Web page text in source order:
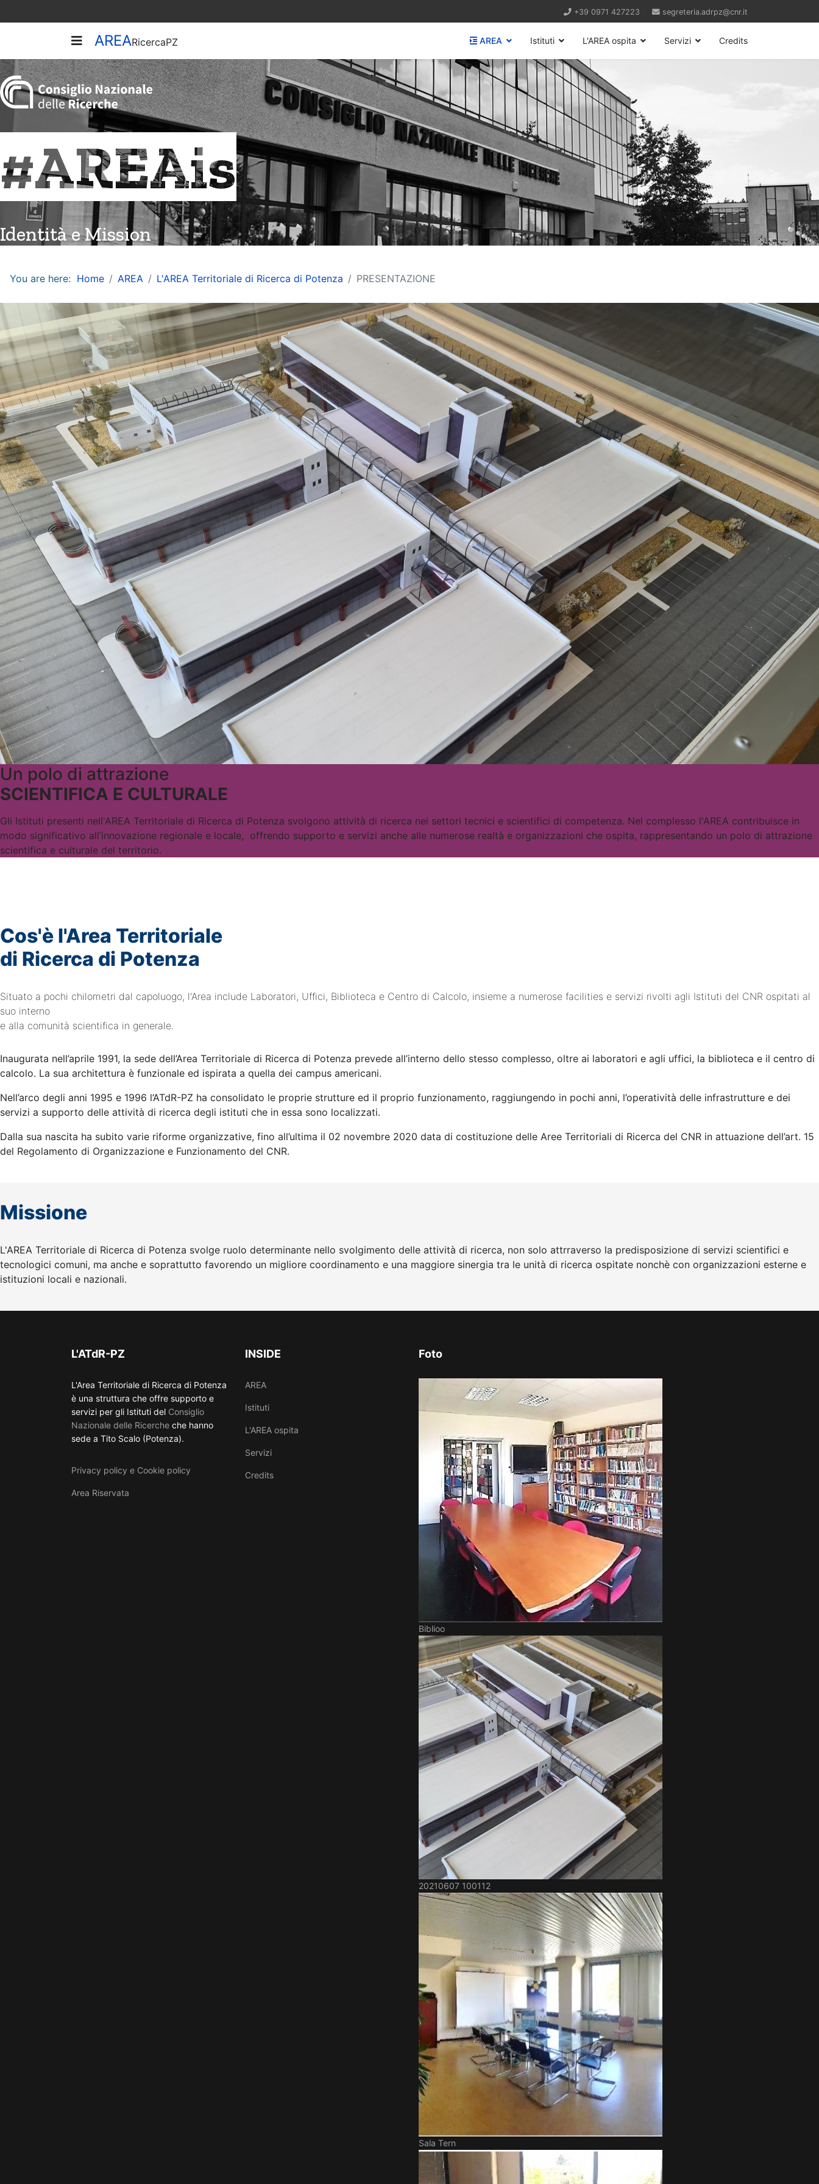
+39 0971 427223 segreteria.adrpz@cnr.it
AREARicercaPZ AREA Istituti L'AREA ospita Servizi Credits
#AREAis
Identità e Mission
You are here: Home AREA L'AREA Territoriale di Ricerca di Potenza PRESENTAZIONE
Un polo di attrazione
SCIENTIFICA E CULTURALE
Gli Istituti presenti nell'AREA Territoriale di Ricerca di Potenza svolgono attività di ricerca nei settori tecnici e scientifici di competenza. Nel complesso l'AREA contribuisce in
modo significativo all’innovazione regionale e locale, offrendo supporto e servizi anche alle numerose realtà e organizzazioni che ospita, rappresentando un polo di attrazione
scientifica e culturale del territorio.
Cos'è l'Area Territoriale
di Ricerca di Potenza
Situato a pochi chilometri dal capoluogo, l'Area include Laboratori, Uffici, Biblioteca e Centro di Calcolo, insieme a numerose facilities e servizi rivolti agli Istituti del CNR ospitati al
suo interno
e alla comunità scientifica in generale.
Inaugurata nell’aprile 1991, la sede dell’Area Territoriale di Ricerca di Potenza prevede all’interno dello stesso complesso, oltre ai laboratori e agli uffici, la biblioteca e il centro di
calcolo. La sua architettura è funzionale ed ispirata a quella dei campus americani.
Nell’arco degli anni 1995 e 1996 l’ATdR-PZ ha consolidato le proprie strutture ed il proprio funzionamento, raggiungendo in pochi anni, l’operatività delle infrastrutture e dei
servizi a supporto delle attività di ricerca degli istituti che in essa sono localizzati.
Dalla sua nascita ha subito varie riforme organizzative, fino all’ultima il 02 novembre 2020 data di costituzione delle Aree Territoriali di Ricerca del CNR in attuazione dell’art. 15
del Regolamento di Organizzazione e Funzionamento del CNR.
Missione
L'AREA Territoriale di Ricerca di Potenza svolge ruolo determinante nello svolgimento delle attività di ricerca, non solo attrraverso la predisposizione di servizi scientifici e
tecnologici comuni, ma anche e soprattutto favorendo un migliore coordinamento e una maggiore sinergia tra le unità di ricerca ospitate nonchè con organizzazioni esterne e
istituzioni locali e nazionali.
L'ATdR-PZ
L'Area Territoriale di Ricerca di Potenza
è una struttura che offre supporto e
servizi per gli Istituti del Consiglio
Nazionale delle Ricerche che hanno
sede a Tito Scalo (Potenza).
Privacy policy e Cookie policy
Area Riservata
INSIDE
AREA
Istituti
L'AREA ospita
Servizi
Credits
Foto
Biblioo
20210607 100112
Sala Tern